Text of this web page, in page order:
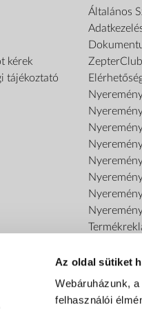
Az oldal sütiket
Webáruházunk,
felhasználói
kérek
tájékoztató
Általános